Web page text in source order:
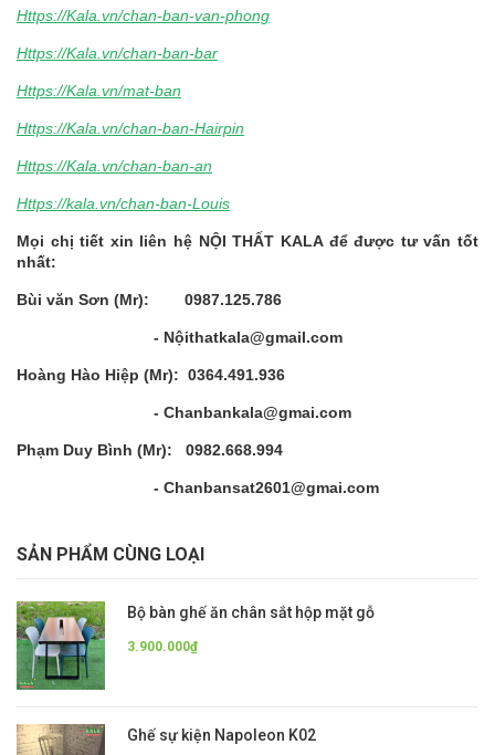
Https://Kala.vn/chan-ban-van-phong
Https://Kala.vn/chan-ban-bar
Https://Kala.vn/mat-ban
Https://Kala.vn/chan-ban-Hairpin
Https://Kala.vn/chan-ban-an
Https://kala.vn/chan-ban-Louis
Mọi chị tiết xin liên hệ NỘI THẤT KALA để được tư vấn tốt
nhất:
Bùi văn Sơn (Mr): 0987.125.786
- Nộithatkala@gmail.com
Hoàng Hào Hiệp (Mr): 0364.491.936
- Chanbankala@gmai.com
Phạm Duy Bình (Mr): 0982.668.994
- Chanbansat2601@gmai.com
SẢN PHẨM CÙNG LOẠI
Bộ bàn ghế ăn chân sắt hộp mặt gỗ
3.900.000₫
Ghế sự kiện Napoleon K02